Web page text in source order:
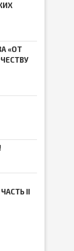
«ОТ
II